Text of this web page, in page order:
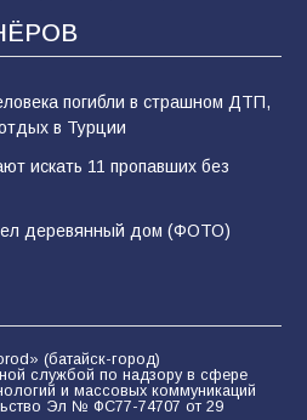
погибли в страшном ДТП,
в Турции
искать 11 пропавших без
деревянный дом (ФОТО)
(батайск-город)
службой по надзору в сфере
и массовых коммуникаций
Эл № ФС77-74707 от 29